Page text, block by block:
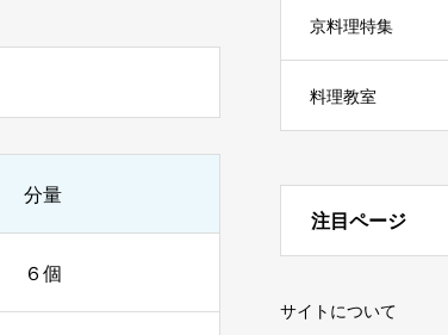
分量
６個
京料理特集
料理教室
注目ページ
サイトについて